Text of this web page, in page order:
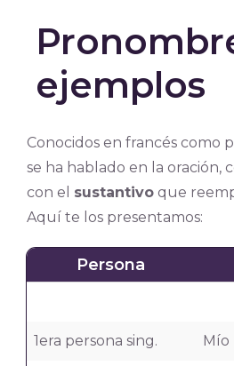
ejemplos
Conocidos en francés como
se ha hablado en la oración,
con el sustantivoque
Aquí te los presentamos:
Persona
1era persona sing. Mío